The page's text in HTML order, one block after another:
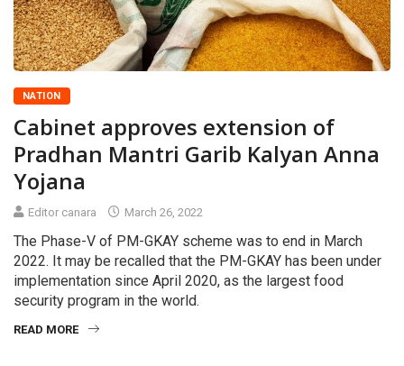
NATION
Cabinet approves extension of
Pradhan Mantri Garib Kalyan Anna
Yojana
Editor canara March 26, 2022
The Phase-V of PM-GKAY scheme was to end in March
2022. It may be recalled that the PM-GKAY has been under
implementation since April 2020, as the largest food
security program in the world.
READ MORE